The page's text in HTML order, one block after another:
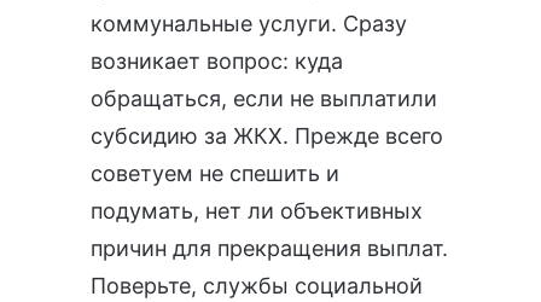
коммунальные услуги. Сразу
возникает вопрос: куда
обращаться, если не выплатили
субсидию за ЖКХ. Прежде всего
советуем не спешить и
подумать, нет ли объективных
причин для прекращения выплат.
Поверьте, службы социальной